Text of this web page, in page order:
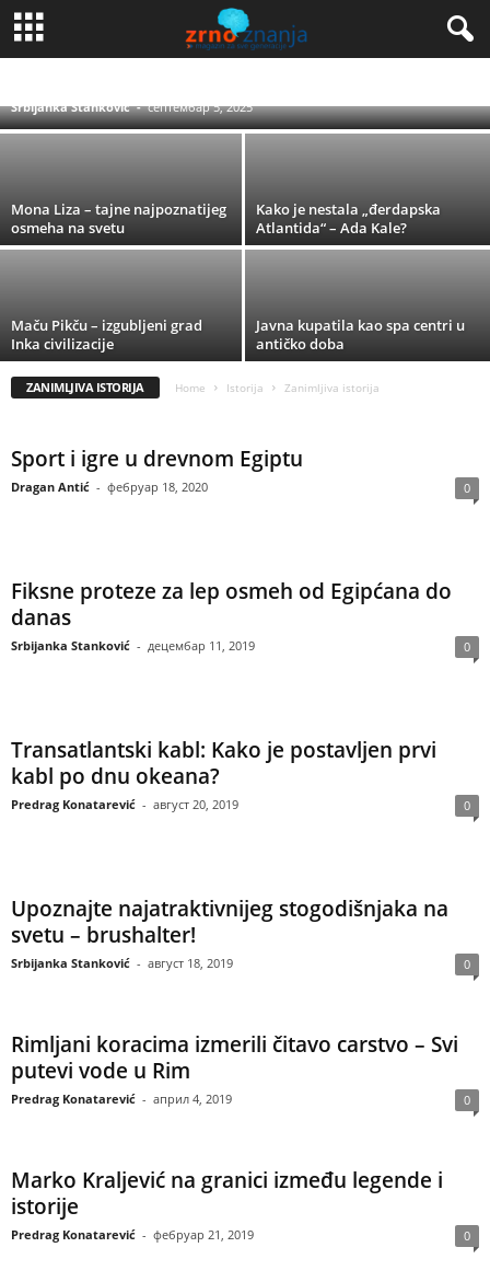
Kako je počeo razvoj ženskog fudbala – koji
Srbijanka Stanković - септембар 5, 2025
Mona Liza – tajne najpoznatijeg
osmeha na svetu
Kako je nestala „đerdapska
Atlantida“ – Ada Kale?
Maču Pikču – izgubljeni grad
Inka civilizacije
Javna kupatila kao spa centri u
antičko doba
ZANIMLJIVA ISTORIJA Home Istorija Zanimljiva istorija
Sport i igre u drevnom Egiptu
Dragan Antić - фебруар 18, 2020 0
Fiksne proteze za lep osmeh od Egipćana do
danas
Srbijanka Stanković - децембар 11, 2019 0
Transatlantski kabl: Kako je postavljen prvi
kabl po dnu okeana?
Predrag Konatarević - август 20, 2019 0
Upoznajte najatraktivnijeg stogodišnjaka na
svetu – brushalter!
Srbijanka Stanković - август 18, 2019 0
Rimljani koracima izmerili čitavo carstvo – Svi
putevi vode u Rim
Predrag Konatarević - април 4, 2019 0
Marko Kraljević na granici između legende i
istorije
Predrag Konatarević - фебруар 21, 2019 0